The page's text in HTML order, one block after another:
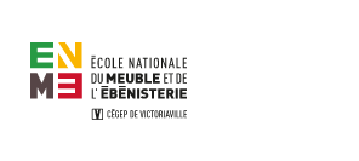
Skip